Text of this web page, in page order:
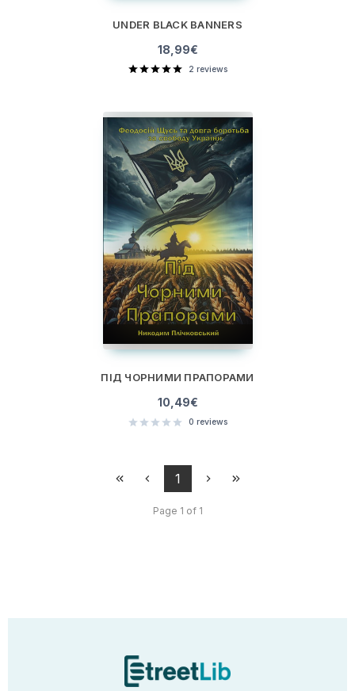
UNDER BLACK BANNERS
18,99€
2 reviews
ПІД ЧОРНИМИ ПРАПОРАМИ
10,49€
0 reviews
1
Page 1 of 1